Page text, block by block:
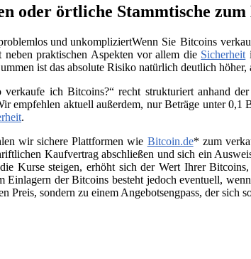
oder örtliche Stammtische
Wenn Sie Bitcoins
praktischen Aspekten vor allem die Sicherheit
ist das absolute Risiko natürlich deutlich
ich Bitcoins?“ recht strukturiert anhand
empfehlen aktuell außerdem, nur Beträge unter
.
wir sichere Plattformen wie Bitcoin.de* zum
Kaufvertrag abschließen und sich ein
Kurse steigen, erhöht sich der Wert Ihrer
Einlagern der Bitcoins besteht jedoch eventuell,
Preis, sondern zu einem Angebotsengpass, der